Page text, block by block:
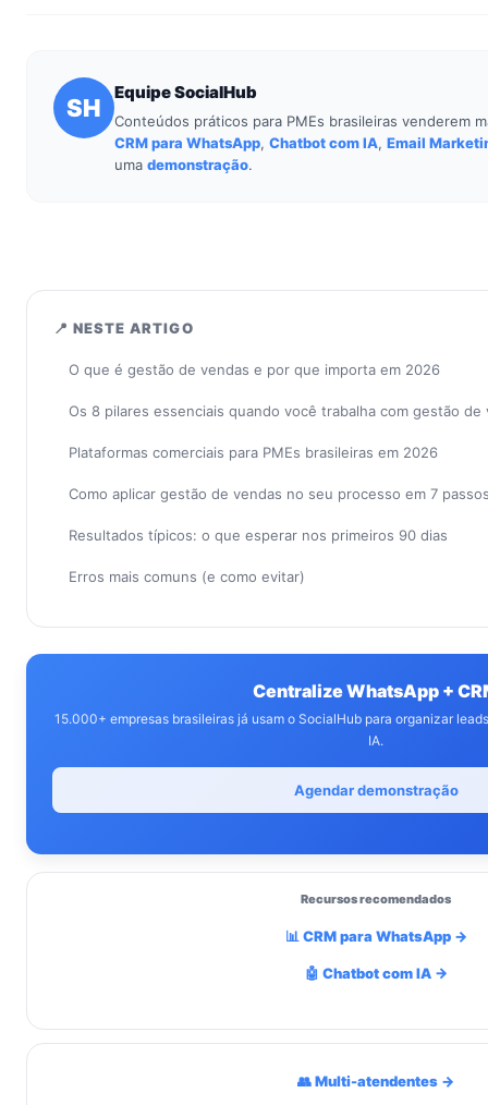
SH
Equipe SocialHub
Conteúdos práticos para PMEs brasileiras venderem
CRM para WhatsApp, Chatbot com IA, Email
uma demonstração.
📍 NESTE ARTIGO
O que é gestão de vendas e por que importa em 2026
Os 8 pilares essenciais quando você trabalha com gestão de
Plataformas comerciais para PMEs brasileiras em 2026
Como aplicar gestão de vendas no seu processo em 7
Resultados típicos: o que esperar nos primeiros 90 dias
Erros mais comuns (e como evitar)
Centralize WhatsApp +
15.000+ empresas brasileiras já usam o SocialHub para organizar
IA.
Agendar demonstração
Recursos recomendados
📊 CRM para WhatsApp →
🤖 Chatbot com IA →
👥 Multi-atendentes →